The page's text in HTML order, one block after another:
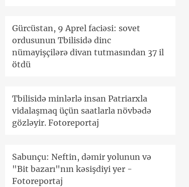
Gürcüstan, 9 Aprel faciəsi: sovet
ordusunun Tbilisidə dinc
nümayişçilərə divan tutmasından 37 il
ötdü
Tbilisidə minlərlə insan Patriarxla
vidalaşmaq üçün saatlarla növbədə
gözləyir. Fotoreportaj
Sabunçu: Neftin, dəmir yolunun və
"Bit bazarı"nın kəsişdiyi yer -
Fotoreportaj